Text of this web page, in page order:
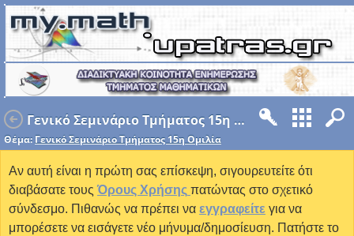
Γενικό Σεμινάριο Τμήματος 15η Ομιλία
Θέμα: Γενικό Σεμινάριο Τμήματος 15η Ομιλία
Αν αυτή είναι η πρώτη σας επίσκεψη, σιγουρευτείτε ότι
διαβάσατε τους Όρους Χρήσης πατώντας στο σχετικό
σύνδεσμο. Πιθανώς να πρέπει να εγγραφείτε για να
μπορέσετε να εισάγετε νέο μήνυμα/δημοσίευση. Πατήστε το